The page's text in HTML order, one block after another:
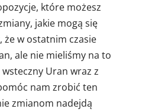
które możesz
jakie mogą się
że w ostatnim czasie
ale nie mieliśmy na to
Uran wraz z
nam zrobić ten
zmianom nadejdą